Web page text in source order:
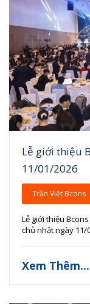
Lễ giới thiệu
11/01/2026
Trần Việt Bcons
Lễ giới thiệu
chủ nhật ngày 11/
Xem Thêm...